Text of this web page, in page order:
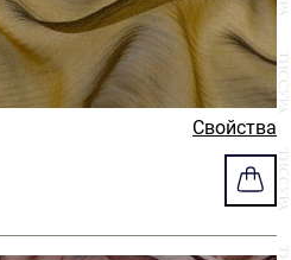
Свойства